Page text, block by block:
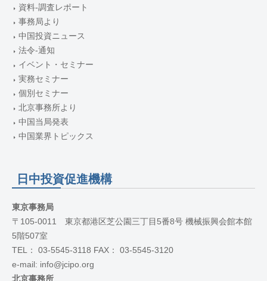
資料-調査レポート
事務局より
中国投資ニュース
法令-通知
イベント・セミナー
実務セミナー
個別セミナー
北京事務所より
中国当局発表
中国業界トピックス
日中投資促進機構
東京事務局
〒105-0011 東京都港区芝公園三丁目5番8号 機械振興会館本館
5階507室
TEL： 03-5545-3118 FAX： 03-5545-3120
e-mail: info@jcipo.org
北京事務所